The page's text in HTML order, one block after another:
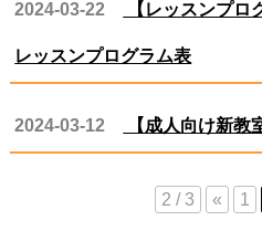
2024-03-22 【レッスンプロ
レッスンプログラム表
2024-03-12 【成人向け新教
2 / 3 « 1